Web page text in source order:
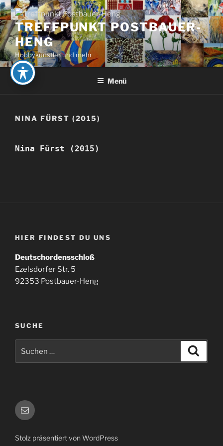
Zum
Inhalt
springenTREFFPUNKT POSTBAUER-
HENG
Hobbykünstler und mehr
Menü
NINA FÜRST (2015)
Nina Fürst (2015)
HIER FINDEST DU UNS
Deutschordensschloß
Ezelsdorfer Str. 5
92353 Postbauer-Heng
SUCHE
nach:
E-
Mail
Stolz präsentiert von WordPress